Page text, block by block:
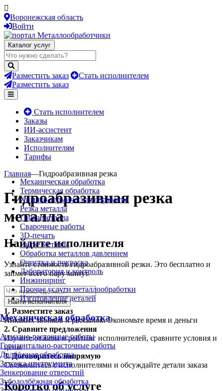
Воронежская область
Войти
Каталог услуг
Разместить заказ
Стать исполнителем
Разместить заказ
Стать исполнителем
Заказы
ИИ-ассистент
Заказчикам
Исполнителям
Тарифы
Механическая обработка
Термическая обработка
Химико-термическая обработка
Резка металла
Гибка металла
Сварочные работы
3D-печать
Литьё металла
Обработка металлов давлением
Очистка и покраска
Лаборатория и контроль
Инжиниринг
Прочие услуги металлообработки
Изготовление деталей
Механическая обработка
Алмазно-расточные работы
Горизонтально-расточные работы
Долбёжная обработка
Заточка инструмента
Зенкерование отверстий
Зубодолбёжная обработка
Главная—Гидроабразивная резка
Гидроабразивная резка
металла
Найдите исполнителя
Узнайте стоимость гидроабразивной резки. Это бесплатно и
займет всего пару минут
Найти исполнителя
1. Разместите заказ
Никаких звонков и рассылок. Экономьте время и деньги
2. Сравните предложения
Изучите отзывы и рейтинг исполнителей, сравните условия и
цены
3.Договоритесь напрямую
Связывайтесь с исполнителями и обсуждайте детали заказа
Коротко об услуге